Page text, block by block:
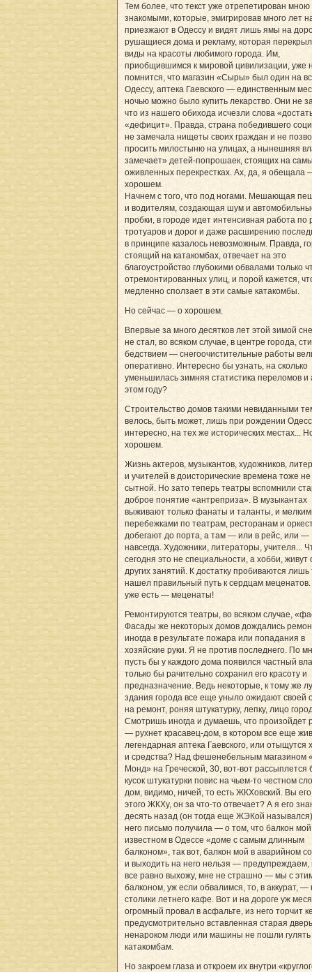
Тем более, что текст уже отрепетирован
знакомыми, которые, эмигрировав много лет
приезжают в Одессу и видят лишь ямы на
рушащиеся дома и рекламу, которая
виды на красоты любимого города. Им,
приобщившимся к мировой цивилизации, уже
помнится, что магазин «Сыры» был один на
Одессу, аптека Гаевского — единственным
ночью можно было купить лекарство. Они не
что из нашего обихода исчезли слова
«дефицит». Правда, страна победившего
не замечала нищеты своих граждан и не
просить милостыню на улицах, а нынешняя
замечает» детей-попрошаек, стоящих на
оживленных перекрестках. Ах, да, я обещала
хорошем.
Начнем с того, что под ногами. Мешающая
и водителям, создающая шум и
пробки, в городе идет интенсивная работа по
тротуаров и дорог и даже расширению
в принципе казалось невозможным. Правда,
стоящий на катакомбах, отвечает на это
благоустройство глубокими обвалами только
отремонтированных улиц, и порой кажется,
медленно сползает в эти самые катакомбы.
Но сейчас — о хорошем.
Впервые за много десятков лет этой зимой
не стал, во всяком случае, в центре города,
бедствием — снегоочистительные работы
оперативно. Интересно бы узнать, на сколько
уменьшилась зимняя статистика переломов и
этом году?
Строительство домов такими невиданными
велось, быть может, лишь при рождении
интересно, на тех же исторических местах...
хорошем.
Жизнь актеров, музыкантов, художников,
и учителей в доисторические времена тоже
сытной. Но зато теперь театры вспомнили
доброе понятие «антреприза». В музыкантах
выживают только фанаты и таланты, и
перебежками по театрам, ресторанам и
добегают до порта, а там — или в рейс, или —
навсегда. Художники, литераторы, учителя...
сегодня это не специальности, а хобби, живут
других занятий. К достатку пробиваются лишь
нашел правильный путь к сердцам
уже есть — меценаты!
Ремонтируются театры, во всяком случае,
Фасады же некоторых домов дождались
иногда в результате пожара или попадания в
хозяйские руки. Я не против последнего. По
пусть бы у каждого дома появился частный
только бы рачительно сохранил его красоту и
предназначение. Ведь некоторые, к тому же
здания города все еще уныло ожидают своей
на ремонт, роняя штукатурку, лепку, лицо
Смотришь иногда и думаешь, что произойдет
— рухнет красавец-дом, в котором все еще
легендарная аптека Гаевского, или отыщутся
и средства? Над фешенебельным магазином
Монд» на Греческой, 30, вот-вот рассыплется
кусок штукатурки повис на чьем-то честном
дом, видимо, ничей, то есть ЖКХовский. Вы
этого ЖКХу, он за что-то отвечает? А я его
десять назад (он тогда еще ЖЭКой
него письмо получила — о том, что балкон
известном в Одессе «доме с самым длинным
балконом», так вот, балкон мой в аварийном
и выходить на него нельзя — предупреждаем,
все равно выхожу, мне не страшно — мы с
балконом, уж если обвалимся, то, в аккурат, —
столики летнего кафе. Вот и на дороге уж
огромный провал в асфальте, из него торчит
предусмотрительно вставленная старая
ненароком люди или машины не пошли гулять
катакомбам.
Но закроем глаза и откроем их внутри